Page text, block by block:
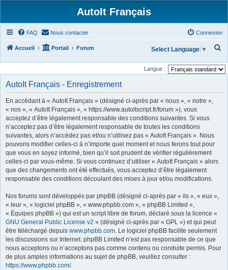
AutoIt Français
FAQ Nous contacter Connexion
Accueil Portail Forum
c
Select Language ▼
Langue :
AutoIt Français - Enregistrement
En accédant à « AutoIt Français » (désigné ci-après par « nous », « notre »,
« nos », « AutoIt Français », « https://www.autoitscript.fr/forum »), vous
acceptez d’être légalement responsable des conditions suivantes. Si vous
n’acceptez pas d’être légalement responsable de toutes les conditions
suivantes, alors n’accédez pas et/ou n’utilisez pas « AutoIt Français ». Nous
pouvons modifier celles-ci à n’importe quel moment et nous ferons tout pour
que vous en soyez informé, bien qu’il soit prudent de vérifier régulièrement
celles-ci par vous-même. Si vous continuez d’utiliser « AutoIt Français » alors
que des changements ont été effectués, vous acceptez d’être légalement
responsable des conditions découlant des mises à jour et/ou modifications.
Nos forums sont développés par phpBB (désigné ci-après par « ils », « eux »,
« leur », « logiciel phpBB », « www.phpbb.com », « phpBB Limited »,
« Équipes phpBB ») qui est un script libre de forum, déclaré sous la licence «
GNU General Public License v2 » (désigné ci-après par « GPL ») et qui peut
être téléchargé depuis www.phpbb.com. Le logiciel phpBB facilite seulement
les discussions sur Internet. phpBB Limited n’est pas responsable de ce que
nous acceptons ou n’acceptons pas comme contenu ou conduite permis. Pour
de plus amples informations au sujet de phpBB, veuillez consulter :
https://www.phpbb.com/.